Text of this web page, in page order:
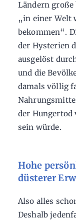
Ländern große
„in einer Welt
bekommen“.
der Hysterien
ausgelöst
und die
damals völlig
der Hungertod
sein würde.
Hohe
düsterer
Also alles
Deshalb